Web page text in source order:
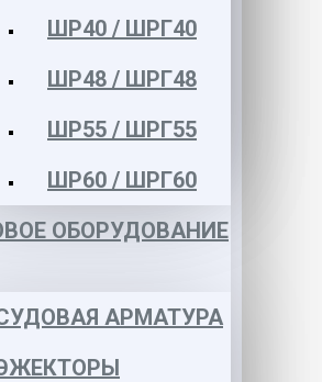
ШР40 / ШРГ40
ШР48 / ШРГ48
ШР55 / ШРГ55
ШР60 / ШРГ60
ОБОРУДОВАНИЕ
АРМАТУРА